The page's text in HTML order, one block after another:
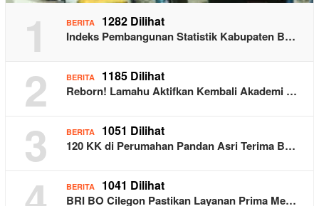
1 BERITA 1282 Dilihat
Indeks Pembangunan Statistik Kabupaten B…
2 BERITA 1185 Dilihat
Reborn! Lamahu Aktifkan Kembali Akademi …
3 BERITA 1051 Dilihat
120 KK di Perumahan Pandan Asri Terima B…
BERITA 1041 Dilihat
BRI BO Cilegon Pastikan Layanan Prima Me…